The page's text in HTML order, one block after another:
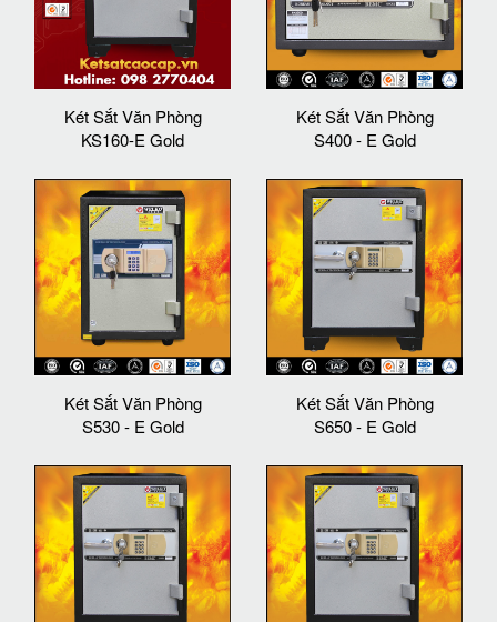
Két Sắt Văn Phòng
KS160-E Gold
Két Sắt Văn Phòng
S400 - E Gold
Két Sắt Văn Phòng
S530 - E Gold
Két Sắt Văn Phòng
S650 - E Gold